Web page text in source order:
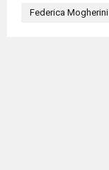
Federica Mogherini